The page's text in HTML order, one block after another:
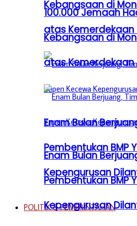
Kebangsaan di
atas Kemerdekaan
Enam Bulan
Pembentukan BMP
Kepengurusan
POLITIK & PEMERINTAHAN
100.000 Jemaah
Kebangsaan di
atas Kemerdekaan
Enam Bulan
Pembentukan BMP
Kepengurusan